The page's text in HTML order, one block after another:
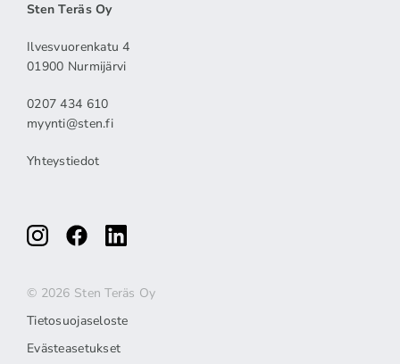
Sten Teräs Oy
Ilvesvuorenkatu 4
01900 Nurmijärvi
0207 434 610
myynti@sten.fi
Yhteystiedot
© 2026 Sten Teräs Oy
Tietosuojaseloste
Evästeasetukset